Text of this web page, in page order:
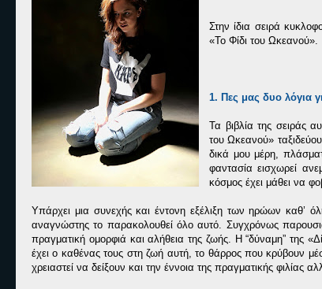
Στην ίδια σειρά
«Το Φίδι του Ωκεανού».
1. Πες μας δυο λόγια
Τα βιβλία της σειράς
του Ωκεανού»
δικά μου μέρη,
φαντασία εισχωρεί
κόσμος έχει μάθει να
Υπάρχει μια συνεχής και έντονη εξέλιξη των ηρώων καθ’
αναγνώστης το παρακολουθεί όλο αυτό. Συγχρόνως
πραγματική ομορφιά και αλήθεια της ζωής. Η “δύναμη” της
έχει ο καθένας τους στη ζωή αυτή, το θάρρος που κρύβουν
χρειαστεί να δείξουν και την έννοια της πραγματικής φιλίας